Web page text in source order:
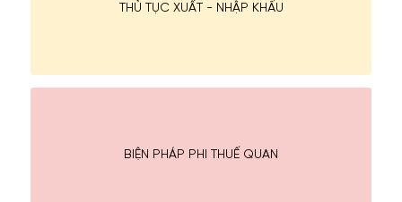
THỦ TỤC XUẤT - NHẬP KHẨU
BIỆN PHÁP PHI THUẾ QUAN